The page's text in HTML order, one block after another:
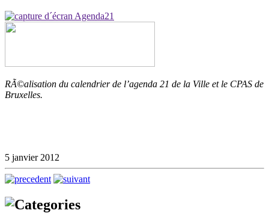
RÃ©alisation du calendrier de l’agenda 21 de la Ville et le CPAS de
Bruxelles.
5 janvier 2012